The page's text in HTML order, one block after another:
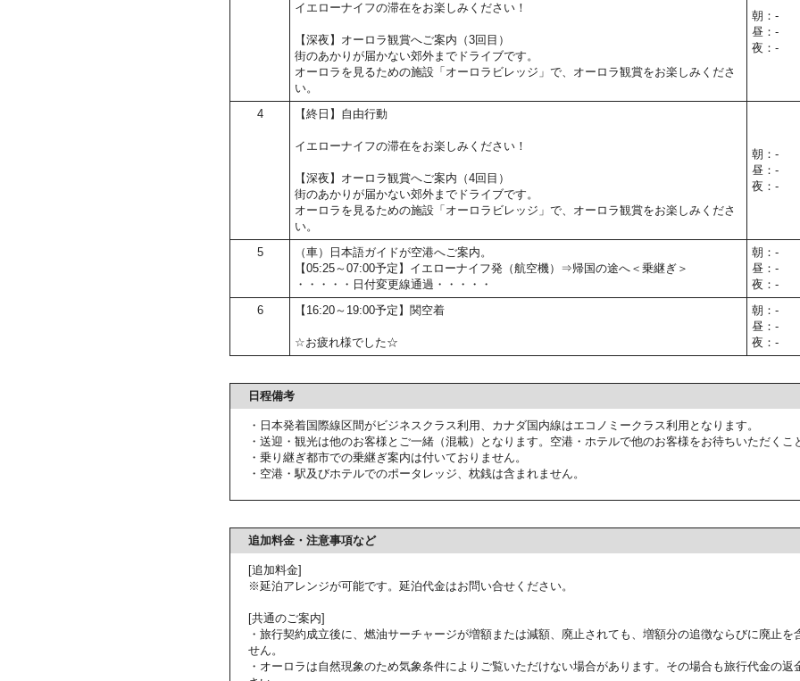
イエローナイフの滞在をお楽しみください！
【深夜】オーロラ観賞へご案内（3回目）
街のあかりが届かない郊外までドライブです。
オーロラを見るための施設「オーロラビレッジ」で、オーロラ観賞をお楽しみくださ
い。
朝：-
昼：-
夜：-
4 【終日】自由行動
イエローナイフの滞在をお楽しみください！
【深夜】オーロラ観賞へご案内（4回目）
街のあかりが届かない郊外までドライブです。
オーロラを見るための施設「オーロラビレッジ」で、オーロラ観賞をお楽しみくださ
い。
朝：-
昼：-
夜：-
5
（車）日本語ガイドが空港へご案内。
【05:25～07:00予定】イエローナイフ発（航空機）⇒帰国の途へ＜乗継ぎ＞
・・・・・日付変更線通過・・・・・
朝：-
昼：-
夜：-
6 【16:20～19:00予定】関空着
☆お疲れ様でした☆
朝：-
昼：-
夜：-
日程備考
・日本発着国際線区間がビジネスクラス利用、カナダ国内線はエコノミークラス利用となります。
・送迎・観光は他のお客様とご一緒（混載）となります。空港・ホテルで他のお客様をお待ちいただくこ
・乗り継ぎ都市での乗継ぎ案内は付いておりません。
・空港・駅及びホテルでのポータレッジ、枕銭は含まれません。
追加料金・注意事項など
[追加料金]
※延泊アレンジが可能です。延泊代金はお問い合せください。
[共通のご案内]
・旅行契約成立後に、燃油サーチャージが増額または減額、廃止されても、増額分の追徴ならびに廃止を
せん。
・オーロラは自然現象のため気象条件によりご覧いただけない場合があります。その場合も旅行代金の